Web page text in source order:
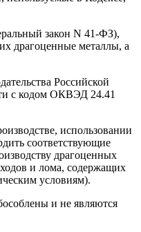
закон N 41-ФЗ),
драгоценные металлы, а
Российской
с кодом ОКВЭД 24.41
использовании
соответствующие
драгоценных
и лома, содержащих
условиям).
и не являются